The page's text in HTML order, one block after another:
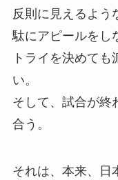
反則に見えるよう
駄にアピールをし
トライを決めて
い。
そして、試合が終
合う。
それは、本来、日